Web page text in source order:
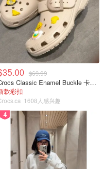
3.1w
| Dreamstime, Kylie
作者
享受！加拿大九大全包
！
游网站对比 -全包度假酒
隐藏费用、额外优惠盘
$69.99
Crocs Classic Enamel Buckle 卡骆驰布扣便鞋
款彩扣
1608人感兴趣
4